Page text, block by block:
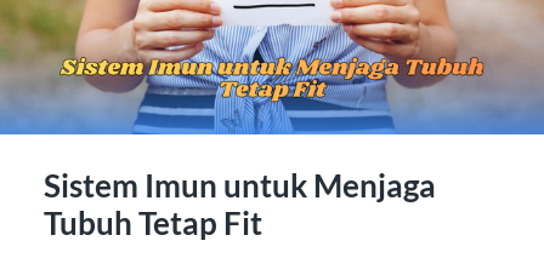
Sistem Imun untuk Menjaga
Tubuh Tetap Fit